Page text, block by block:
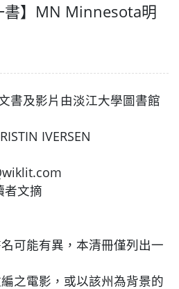
書】MN Minnesota明
書及影片由淡江大學圖書館
KRISTIN IVERSEN
Qwiklit.com
讀者文摘
可能有異，本清冊僅列出一
之電影，或以該州為背景的